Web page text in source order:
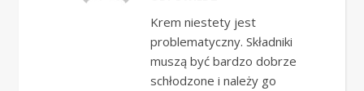
Krem niestety jest
problematyczny. Składniki
muszą być bardzo dobrze
schłodzone i należy go